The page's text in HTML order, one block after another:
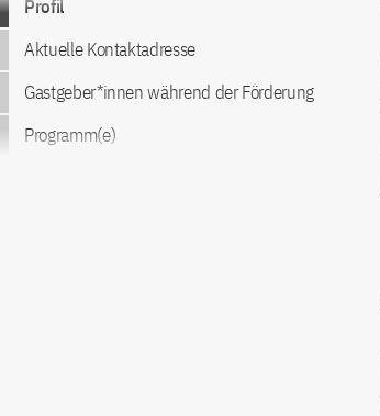
Profil
Aktuelle Kontaktadresse
Gastgeber*innen während der Förderung
Programm(e)